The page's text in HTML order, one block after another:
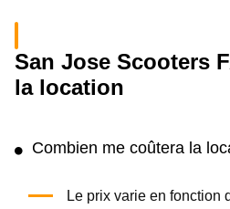
San Jose Scooters
la location
Combien me coûtera la
Le prix varie en fonction